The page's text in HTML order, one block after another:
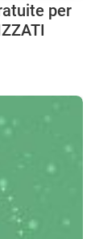
per